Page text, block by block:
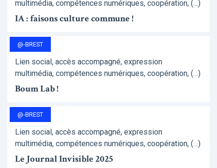
multimédia, compétences numériques, coopération, (…)
IA : faisons culture commune !
@-BREST
Lien social, accès accompagné, expression
multimédia, compétences numériques, coopération, (…)
Boum Lab !
@-BREST
Lien social, accès accompagné, expression
multimédia, compétences numériques, coopération, (…)
Le Journal Invisible 2025